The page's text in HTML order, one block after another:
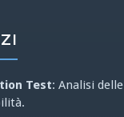
Test: Analisi delle